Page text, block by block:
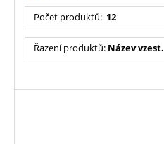
Počet produktů: 12
Řazení produktů: Název vzest.